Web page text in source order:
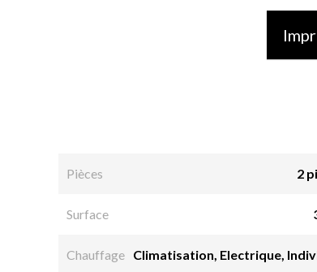
Pièces 2
Surface
Chauffage Climatisation, Electrique,